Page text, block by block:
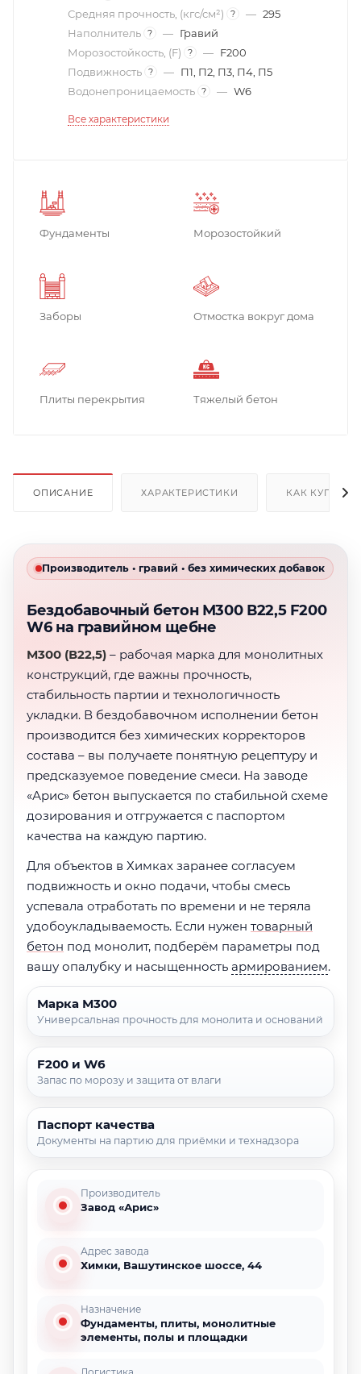
Средняя прочность, (кгс/см²)
? — 295
Наполнитель ? — Гравий
Морозостойкость, (F)
? — F200
Подвижность ? — П1, П2, П3, П4, П5
Водонепроницаемость ? — W6
Все характеристики
Фундаменты Морозостойкий
Заборы Отмостка вокруг дома
Плиты перекрытия Тяжелый бетон
ОПИСАНИЕ ХАРАКТЕРИСТИКИ КАК КУПИТЬ
Производитель • гравий • без химических добавок
Бездобавочный бетон М300 В22,5 F200
W6 на гравийном щебне
М300 (В22,5) – рабочая марка для монолитных
конструкций, где важны прочность,
стабильность партии и технологичность
укладки. В бездобавочном исполнении бетон
производится без химических корректоров
состава – вы получаете понятную рецептуру и
предсказуемое поведение смеси. На заводе
«Арис» бетон выпускается по стабильной схеме
дозирования и отгружается с паспортом
качества на каждую партию.
Для объектов в Химках заранее согласуем
подвижность и окно подачи, чтобы смесь
успевала отработать по времени и не теряла
удобоукладываемость. Если нужен товарный
бетон под монолит, подберём параметры под
вашу опалубку и насыщенность армированием.
Марка М300
Универсальная прочность для монолита и оснований
F200 и W6
Запас по морозу и защита от влаги
Паспорт качества
Документы на партию для приёмки и технадзора
Производитель
Завод «Арис»
Адрес завода
Химки, Вашутинское шоссе, 44
Назначение
Фундаменты, плиты, монолитные
элементы, полы и площадки